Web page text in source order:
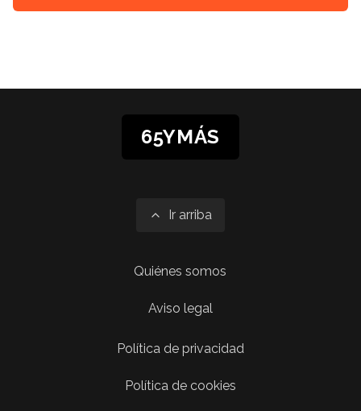
65YMÁS
Ir arriba
Quiénes somos
Aviso legal
Política de privacidad
Política de cookies